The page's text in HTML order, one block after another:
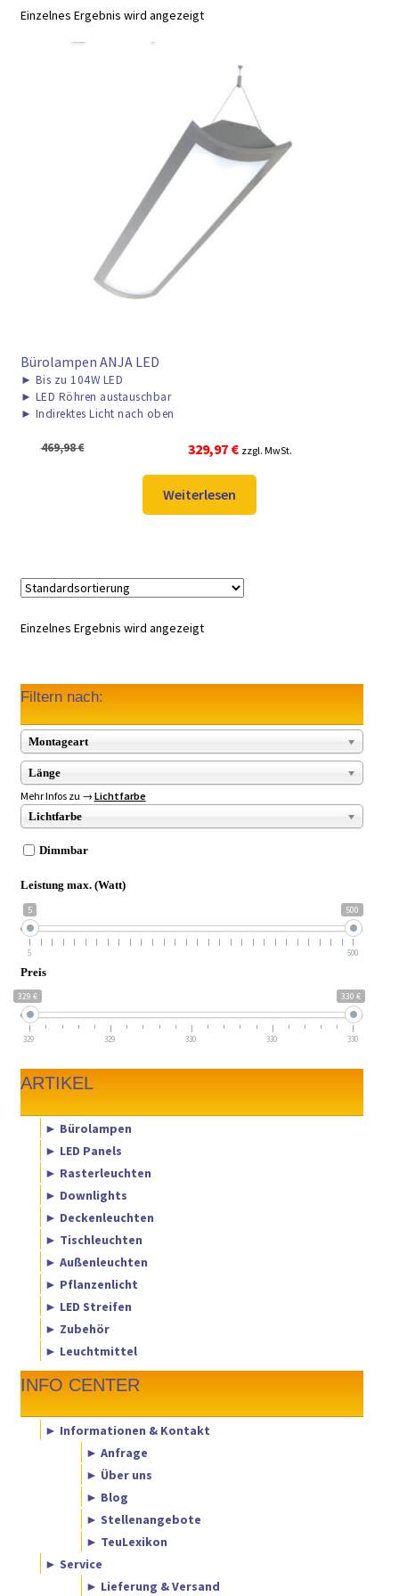
► ZAHLARTEN
Einzelnes Ergebnis wird angezeigt
Bürolampen ANJA LED
► Bis zu 104W LED
► LED Röhren austauschbar
► Indirektes Licht nach oben
469,98€
Ursprünglicher
Preis
war:
469,98 €
329,97 €Aktueller
Preis
329,97 €.
zzgl. MwSt.
Weiterlesen
Einzelnes Ergebnis wird angezeigt
Filtern nach:
Montageart
Länge
Mehr Infos zu → Lichtfarbe
Lichtfarbe
Dimmbar
Leistung max. (Watt)
5 500
5 500
Preis
329 € 330 €
329 329 330 330 330
ARTIKEL
► Bürolampen
► LED Panels
► Rasterleuchten
► Downlights
► Deckenleuchten
► Tischleuchten
► Außenleuchten
► Pflanzenlicht
► LED Streifen
► Zubehör
► Leuchtmittel
INFO CENTER
► Informationen & Kontakt
► Anfrage
► Über uns
► Blog
► Stellenangebote
► TeuLexikon
► Service
► Lieferung & Versand